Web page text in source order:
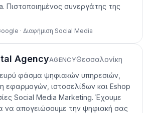
Πιστοποιημένος συνεργάτης της
· Διαφήμιση Social Media
AgencyAGENCYΘεσσαλονίκη
φάσμα ψηφιακών υπηρεσιών,
εφαρμογών, ιστοσελίδων και Eshop
Social Media Marketing. Έχουμε
να απογειώσουμε την ψηφιακή σας